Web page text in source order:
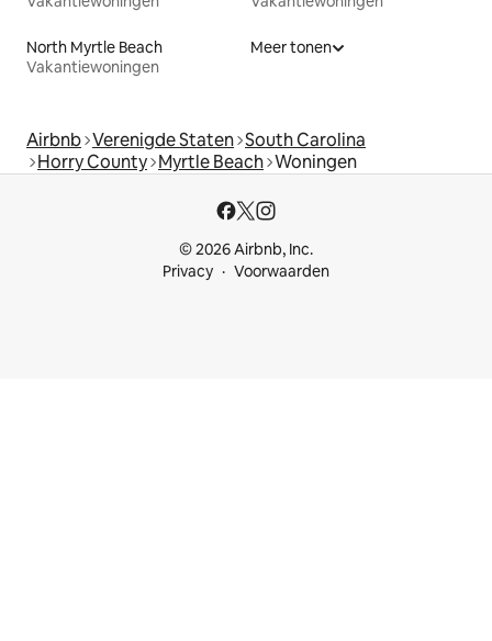
North Myrtle Beach
Vakantiewoningen
Meer tonen
Airbnb Verenigde Staten South Carolina
Horry County Myrtle Beach Woningen
© 2026 Airbnb, Inc.
Privacy
Voorwaarden